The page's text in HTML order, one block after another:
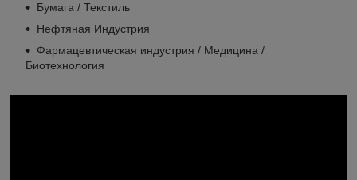
Бумага / Текстиль
Нефтяная Индустрия
Фармацевтическая индустрия / Медицина /
Биотехнология